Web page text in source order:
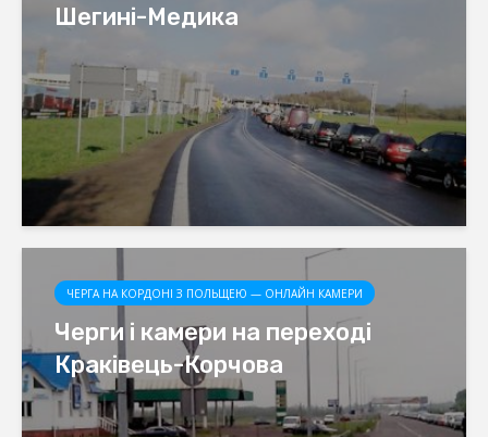
Шегині-Медика
ЧЕРГА НА КОРДОНІ З ПОЛЬЩЕЮ — ОНЛАЙН КАМЕРИ
Черги і камери на переході
Краківець-Корчова